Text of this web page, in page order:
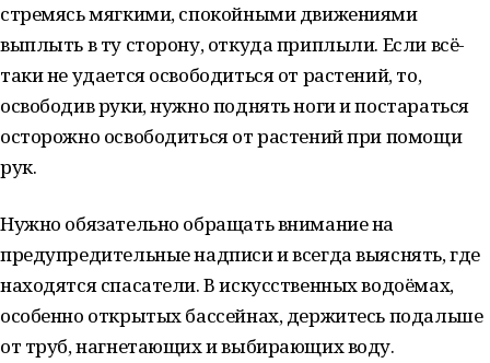
стремясь мягкими, спокойными движениями
выплыть в ту сторону, откуда приплыли. Если всё-
таки не удается освободиться от растений, то,
освободив руки, нужно поднять ноги и постараться
осторожно освободиться от растений при помощи
рук.
Нужно обязательно обращать внимание на
предупредительные надписи и всегда выяснять, где
находятся спасатели. В искусственных водоёмах,
особенно открытых бассейнах, держитесь подальше
от труб, нагнетающих и выбирающих воду.